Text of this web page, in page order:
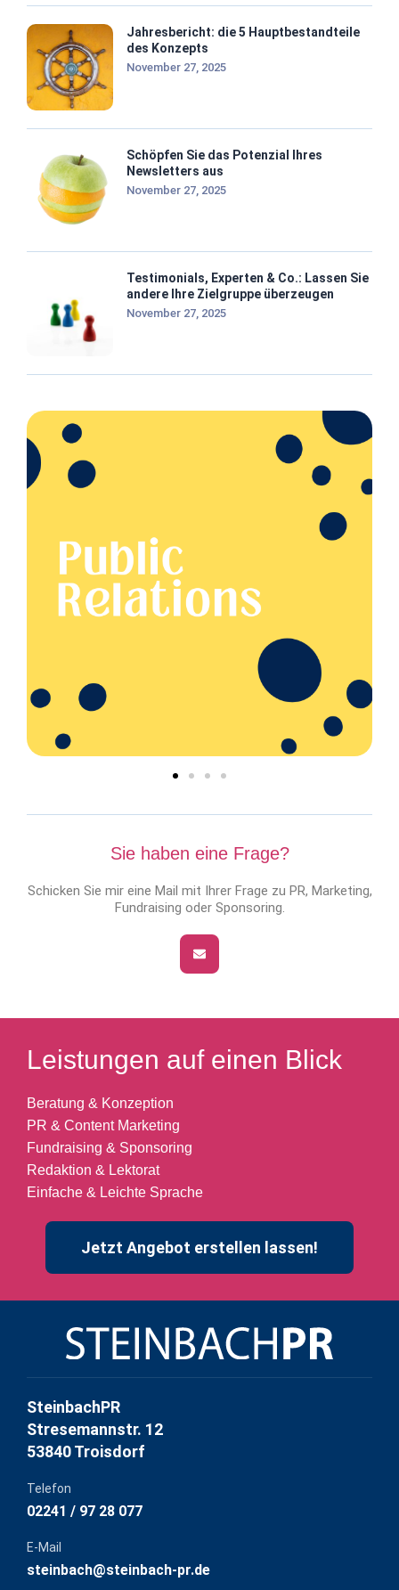
Jahresbericht: die 5 Hauptbestandteile
des Konzepts
November 27, 2025
Schöpfen Sie das Potenzial Ihres
Newsletters aus
November 27, 2025
Testimonials, Experten & Co.: Lassen Sie
andere Ihre Zielgruppe überzeugen
November 27, 2025
Sie haben eine Frage?
Schicken Sie mir eine Mail mit Ihrer Frage zu PR, Marketing,
Fundraising oder Sponsoring.
SteinbachPR
Stresemannstr. 12
53840 Troisdorf
Telefon
02241 / 97 28 077
E-Mail
steinbach@steinbach-pr.de
Leistungen auf einen Blick
Beratung & Konzeption
PR & Content Marketing
Fundraising & Sponsoring
Redaktion & Lektorat
Einfache & Leichte Sprache
Jetzt Angebot erstellen lassen!